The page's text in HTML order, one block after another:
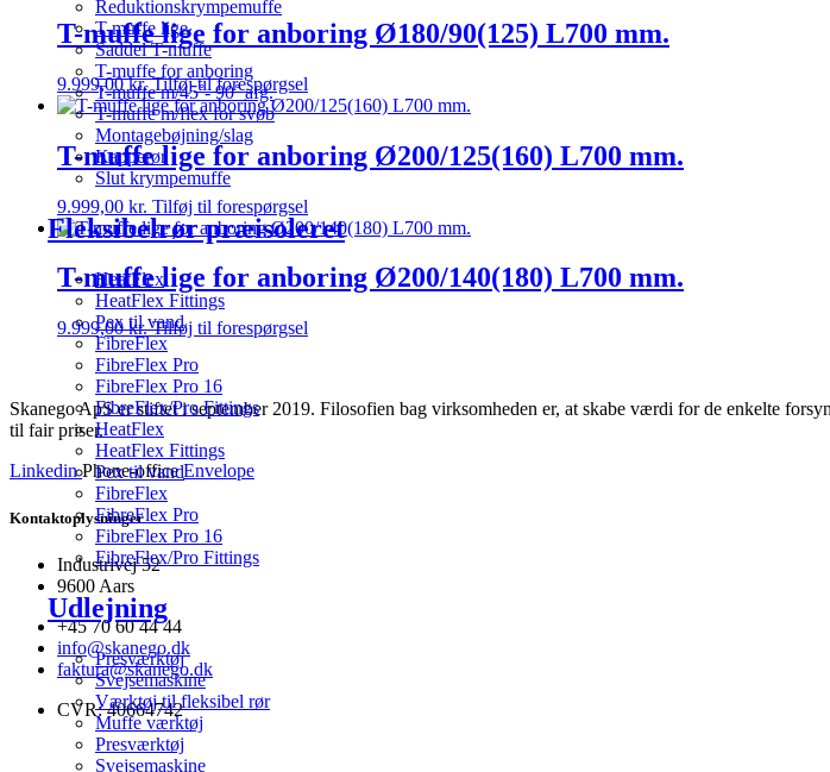
Reduktionskrympemuffe
T-muffe lige
Saddel T-muffe
T-muffe for anboring
T-muffe m/45˚- 90˚ afg.
T-muffe m/flex for svøb
Montagebøjning/slag
Kapperør
Slut krympemuffe
Fleksibelrør præisoleret
HeatFlex
HeatFlex Fittings
Pex til vand
FibreFlex
FibreFlex Pro
FibreFlex Pro 16
FibreFlex/Pro Fittings
HeatFlex
HeatFlex Fittings
Pex til vand
FibreFlex
FibreFlex Pro
FibreFlex Pro 16
FibreFlex/Pro Fittings
Udlejning
Presværktøj
Svejsemaskine
Værktøj til fleksibel rør
Muffe værktøj
Presværktøj
Svejsemaskine
T-muffe lige for anboring Ø180/90(125) L700 mm.
9.999,00kr. Tilføj til forespørgsel
T-muffe lige for anboring Ø200/125(160) L700 mm.
9.999,00 kr. Tilføj til forespørgsel
T-muffe lige for anboring Ø200/140(180) L700 mm.
9.999,00kr. Tilføj til forespørgsel
Skanego ApS er stiftet i september 2019. Filosofien bag virksomheden er, at skabe værdi for de enkelte
til fair priser.
Linkedin Phone-office Envelope
Kontaktoplysninger
Industrivej 52
9600 Aars
+45 70 60 44 44
info@skanego.dk
faktura@skanego.dk
CVR: 40664742